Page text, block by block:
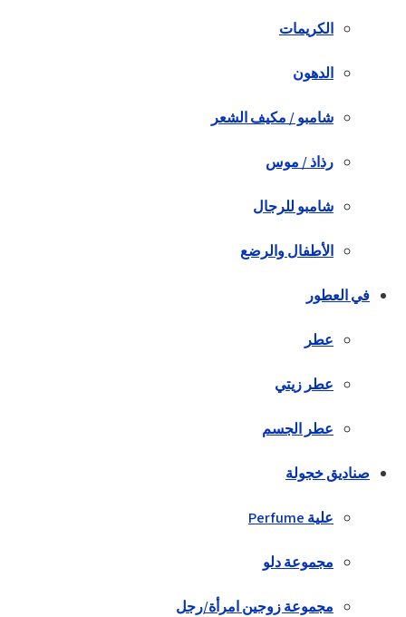
الكريمات
الدهون
شامبو / مكيف الشعر
رذاذ / موس
شامبو للرجال
الأطفال والرضع
في العطور
عطر
عطر زيتي
عطر الجسم
صناديق خجولة
علية Perfume
مجموعة دلو
مجموعة زوجين امرأة/رجل